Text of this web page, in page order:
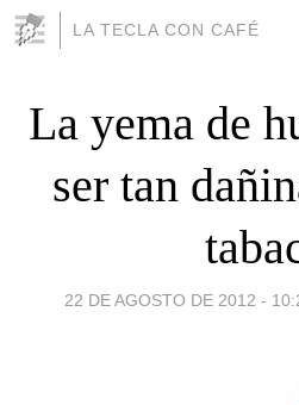
LA TECLA CON CAFÉ
La yema de
ser tan
22 DE AGOSTO DE 2012 -